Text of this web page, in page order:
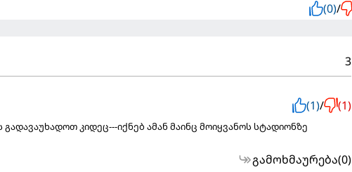
(0)/
3
(1)/ (1)
გადავაუხადოთ კიდეც---იქნებ ამან მაინც მოიყვანოს სტადიონზე
გამოხმაურება(0)